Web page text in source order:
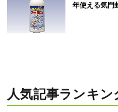
年使える気門
人気記事ランキン